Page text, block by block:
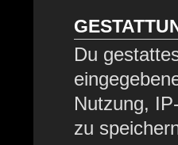
Du
Nutzung,
zu